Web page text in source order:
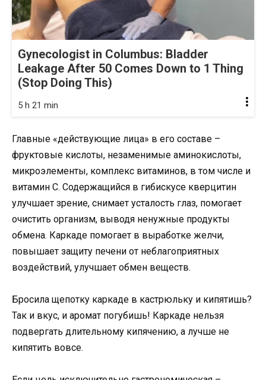
Gynecologist in Columbus: Bladder
Leakage After 50 Comes Down to 1 Thing
(Stop Doing This)
5 h 21 min
Главные «действующие лица» в его составе –
фруктовые кислоты, незаменимые аминокислоты,
микроэлементы, комплекс витаминов, в том числе и
витамин С. Содержащийся в гибискусе кверцитин
улучшает зрение, снимает усталость глаз, помогает
очистить организм, выводя ненужные продукты
обмена. Каркаде помогает в выработке желчи,
повышает защиту печени от неблагоприятных
воздействий, улучшает обмен веществ.
Бросила щепотку каркаде в кастрюльку и кипятишь?
Так и вкус, и аромат погубишь! Каркаде нельзя
подвергать длительному кипячению, а лучше не
кипятить вовсе.